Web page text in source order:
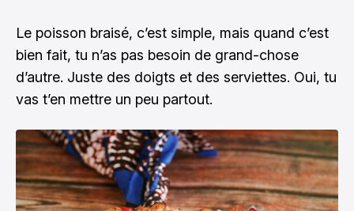
Le poisson braisé, c’est simple, mais quand c’est
bien fait, tu n’as pas besoin de grand-chose
d’autre. Juste des doigts et des serviettes. Oui, tu
vas t’en mettre un peu partout.